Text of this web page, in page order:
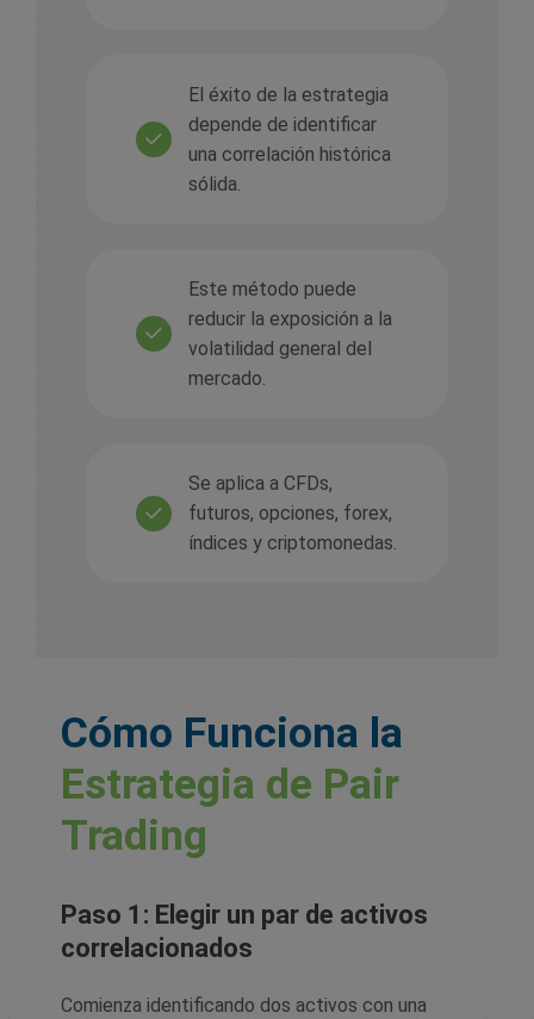
El éxito de la estrategia
depende de identificar
una correlación histórica
sólida.
Este método puede
reducir la exposición a la
volatilidad general del
mercado.
Se aplica a CFDs,
futuros, opciones, forex,
índices y criptomonedas.
Cómo Funciona la
Estrategia de Pair
Trading
Paso 1: Elegir un par de activos
correlacionados
Comienza identificando dos activos con una